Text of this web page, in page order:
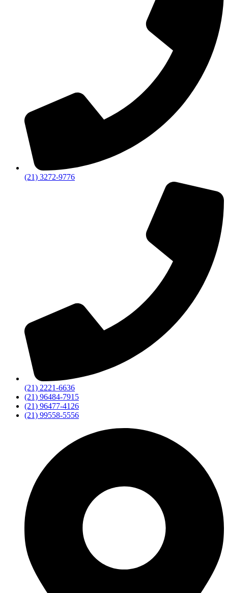
(21) 3272-9776
(21) 2221-6636
(21) 96484-7915
(21) 96477-4126
(21) 99558-5556